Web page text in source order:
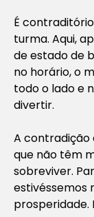
É
turma. Aqui,
de estado de
no horário, o
todo o lado e
divertir.
A contradição
que não têm
sobreviver.
estivéssemos
prosperidade.